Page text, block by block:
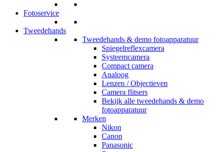
Fotoservice
Tweedehands
Tweedehands & demo fotoapparatuur
Spiegelreflexcamera
Systeemcamera
Compact camera
Analoog
Lenzen / Objectieven
Camera flitsers
Bekijk alle tweedehands & demo
fotoapparatuur
Merken
Nikon
Canon
Panasonic